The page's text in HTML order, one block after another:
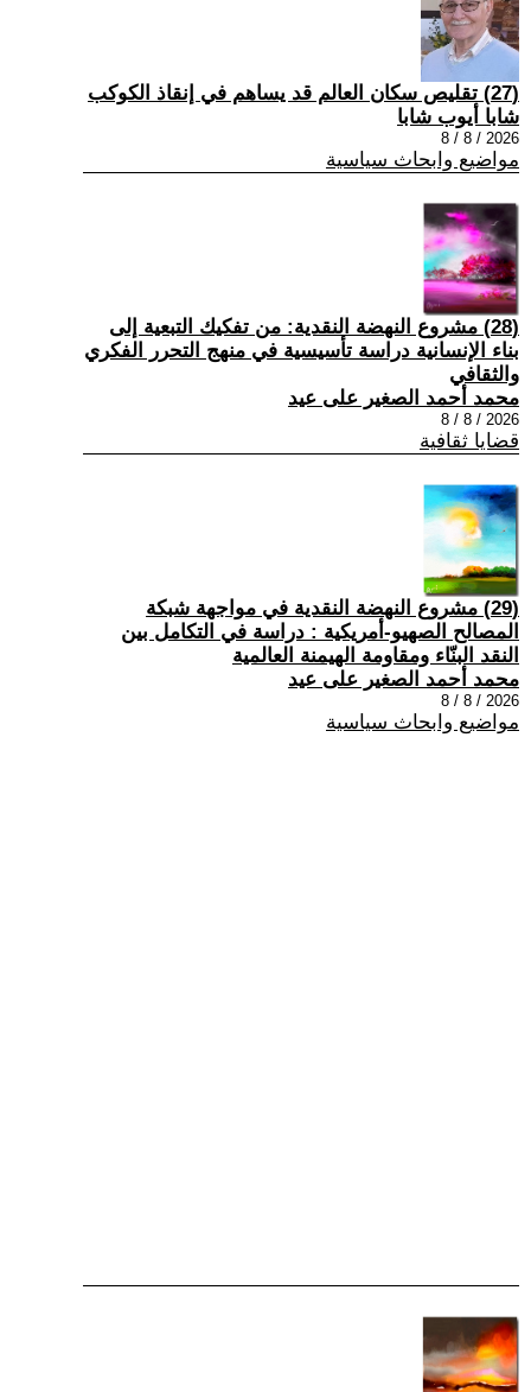
(27) تقليص سكان العالم قد يساهم في إنقاذ الكوكب
شابا أيوب شابا
2026 / 8 / 8
مواضيع وابحاث سياسية
(28) مشروع النهضة النقدية: من تفكيك التبعية إلى
بناء الإنسانية دراسة تأسيسية في منهج التحرر الفكري
والثقافي
محمد أحمد الصغير على عيد
2026 / 8 / 8
قضايا ثقافية
(29) مشروع النهضة النقدية في مواجهة شبكة
المصالح الصهيو-أمريكية : دراسة في التكامل بين
النقد البنّاء ومقاومة الهيمنة العالمية
محمد أحمد الصغير على عيد
2026 / 8 / 8
مواضيع وابحاث سياسية